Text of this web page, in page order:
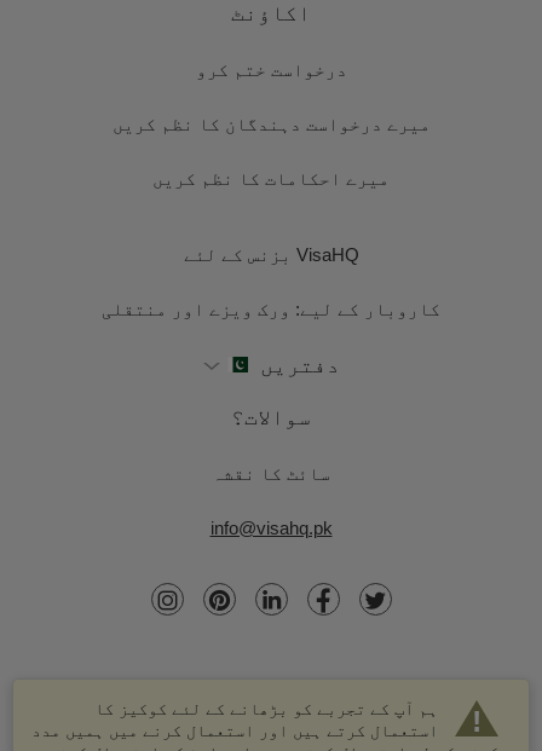
ہم آپ کے تجربے کو بڑھانے کے لئے کوکیز کا
استعمال کرتے ہیں اور استعمال کرنے میں ہمیں مدد
اکاؤنٹ
درخواست ختم کرو
میرے درخواست دہندگان کا نظم کریں
میرے احکامات کا نظم کریں
VisaHQ بزنس کے لئے
کاروبار کے لیے: ورک ویزے اور منتقلی
دفتریں
سوالات؟
سائٹ کا نقشہ
info@visahq.pk